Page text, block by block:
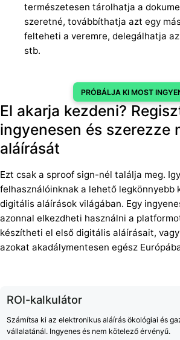
természetesen tárolhatja a
szeretné, továbbíthatja azt egy
felteheti a veremre, delegálhatja
stb.
PRÓBÁLJA KI MOST
El akarja kezdeni?
ingyenesen és szerezze
aláírását
Ezt csak a sproof sign-nél találja meg.
felhasználóinknak a lehető legkönnyebb
digitális aláírások világában. Egy
azonnal elkezdheti használni a
készítheti el első digitális aláírásait,
azokat akadálymentesen egész
ROI-kalkulátor
Számítsa ki az elektronikus aláírás ökológiai és
vállalatánál. Ingyenes és nem kötelező érvényű.